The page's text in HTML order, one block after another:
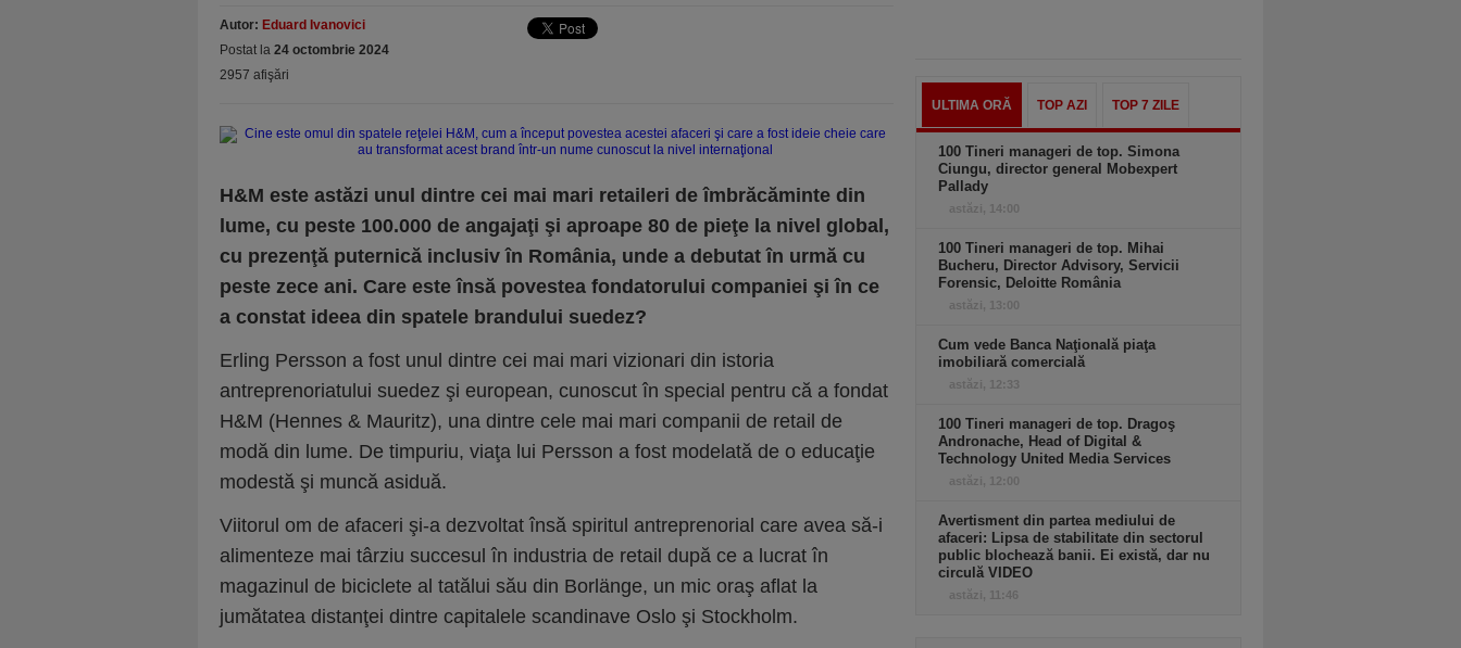
Autor: Eduard Ivanovici
Postat la 24 octombrie 2024
2957 afişări
H&M este astăzi unul dintre cei mai mari retaileri de îmbrăcăminte din
lume, cu peste 100.000 de angajaţi şi aproape 80 de pieţe la nivel global,
cu prezenţă puternică inclusiv în România, unde a debutat în urmă cu
peste zece ani. Care este însă povestea fondatorului companiei şi în ce
a constat ideea din spatele brandului suedez?
Erling Persson a fost unul dintre cei mai mari vizionari din istoria
antreprenoriatului suedez şi european, cunoscut în special pentru că a fondat
H&M (Hennes & Mauritz), una dintre cele mai mari companii de retail de
modă din lume. De timpuriu, viaţa lui Persson a fost modelată de o educaţie
modestă şi muncă asiduă.
Viitorul om de afaceri şi-a dezvoltat însă spiritul antreprenorial care avea să-i
alimenteze mai târziu succesul în industria de retail după ce a lucrat în
magazinul de biciclete al tatălui său din Borlänge, un mic oraş aflat la
jumătatea distanţei dintre capitalele scandinave Oslo şi Stockholm.
ULTIMA ORĂ TOP AZI TOP 7 ZILE
100 Tineri manageri de top. Simona
Ciungu, director general Mobexpert
Pallady
astăzi, 14:00
100 Tineri manageri de top. Mihai
Bucheru, Director Advisory, Servicii
Forensic, Deloitte România
astăzi, 13:00
Cum vede Banca Naţională piaţa
imobiliară comercială
astăzi, 12:33
100 Tineri manageri de top. Dragoş
Andronache, Head of Digital &
Technology United Media Services
astăzi, 12:00
Avertisment din partea mediului de
afaceri: Lipsa de stabilitate din sectorul
public blochează banii. Ei există, dar nu
circulă VIDEO
astăzi, 11:46